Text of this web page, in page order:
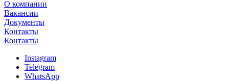
О компании
Вакансии
Документы
Контакты
Контакты
Instagram
Telegram
WhatsApp